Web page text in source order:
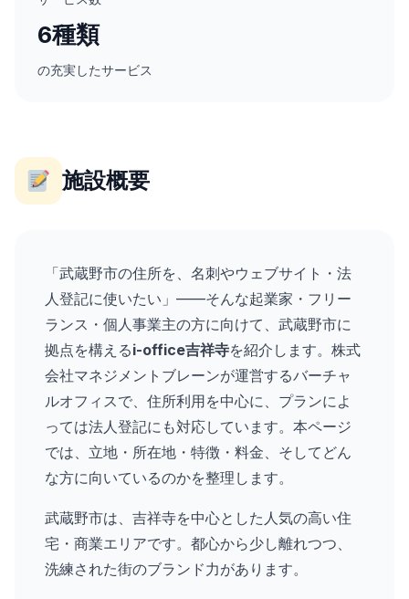
6種類
の充実したサービス
施設概要
「武蔵野市の住所を、名刺やウェブサイト・法
人登記に使いたい」——そんな起業家・フリー
ランス・個人事業主の方に向けて、武蔵野市に
拠点を構えるi-office吉祥寺を紹介します。株式
会社マネジメントブレーンが運営するバーチャ
ルオフィスで、住所利用を中心に、プランによ
っては法人登記にも対応しています。本ページ
では、立地・所在地・特徴・料金、そしてどん
な方に向いているのかを整理します。
武蔵野市は、吉祥寺を中心とした人気の高い住
宅・商業エリアです。都心から少し離れつつ、
洗練された街のブランド力があります。